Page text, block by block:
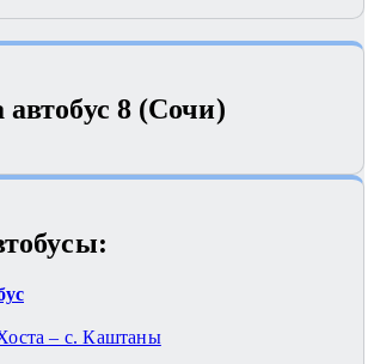
8 (Сочи)
– c. Каштаны